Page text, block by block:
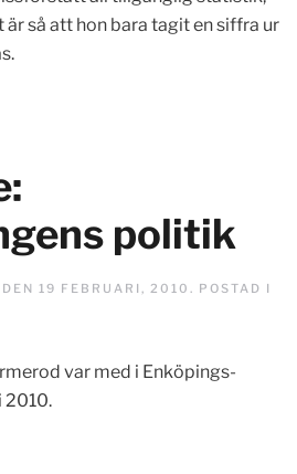
så att hon bara tagit en siffra ur
politik
DEN 19 FEBRUARI, 2010 . POSTAD I
var med i Enköpings-
2010.